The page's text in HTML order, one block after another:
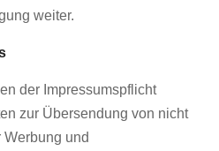
weiter.
der Impressumspflicht
zur Übersendung von nicht
und